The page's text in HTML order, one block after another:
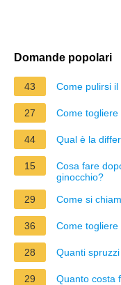
Domande popolari
43 Come pulirsi
27 Come
44 Qual è la
15
Cosa fare
ginocchio?
29
Come si
36 Come
28 Quanti
29 Quanto costa